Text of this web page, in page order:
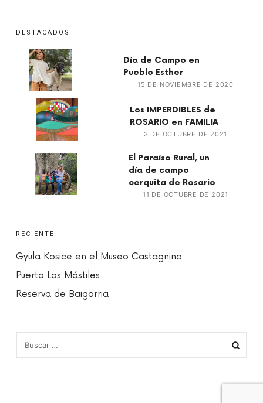
DESTACADOS
Día de Campo en
Pueblo Esther
15 DE NOVIEMBRE DE 2020
Los IMPERDIBLES de
ROSARIO en FAMILIA
3 DE OCTUBRE DE 2021
El Paraíso Rural, un
día de campo
cerquita de Rosario
11 DE OCTUBRE DE 2021
RECIENTE
Gyula Kosice en el Museo Castagnino
Puerto Los Mástiles
Reserva de Baigorria